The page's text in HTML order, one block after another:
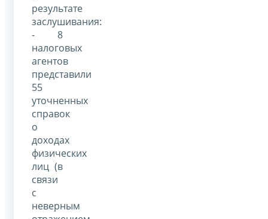
результате
заслушивания:
- 8
налоговых
агентов
представили
55
уточненных
справок
о
доходах
физических
лиц (в
связи
с
неверным